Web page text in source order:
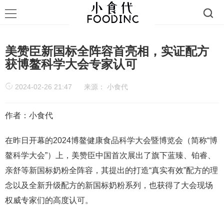
美赞臣新国标全阵容首亮相，实证配方
获博鳌科学大会专家认可
2024-02-26 21:47 来源： 小食代
作者：小食代
在昨日开幕的2024博鳌健康食品科学大会暨博览会（简称“博
鳌科学大会”）上，美赞臣中国首次展出了旗下蓝臻、铂睿、
亲舒等新国标奶粉全阵容，其提出的打造“真实有效”配方的理
念以及全新升级配方的新国标奶粉系列，也获得了大会现场
权威专家们的高度认可。